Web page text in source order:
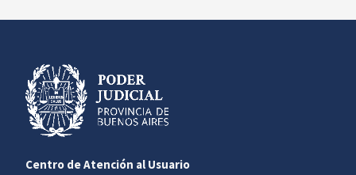
Centro de Atención al Usuario